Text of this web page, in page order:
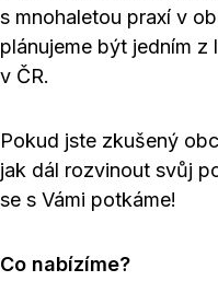
s mnohaletou praxí v
plánujeme být jedním z
v ČR.
Pokud jste zkušený
jak dál rozvinout svůj
se s Vámi potkáme!
Co nabízíme?